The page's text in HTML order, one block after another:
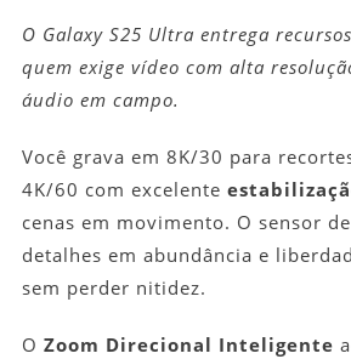
O Galaxy S25 Ultra entrega
quem exige vídeo com alta
áudio em campo.
Você grava em 8K/30 para
4K/60 com excelente
cenas em movimento. O sensor
detalhes em abundância e
sem perder nitidez.
O Zoom Direcional Inteligente